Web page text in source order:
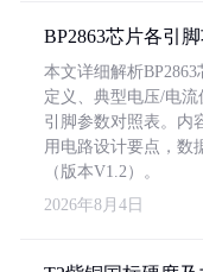
BP2863芯片各引
本文详细解析
定义、典型电压/电
引脚参数对照表。内
用电路设计要点，数
（版本V1.2）。
2026年8月4日